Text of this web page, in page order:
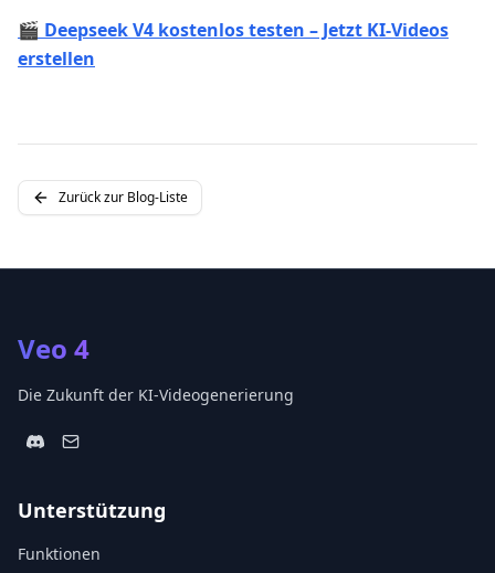
🎬 Deepseek V4 kostenlos testen – Jetzt KI-Videos
erstellen
Zurück zur Blog-Liste
Veo 4
Die Zukunft der KI-Videogenerierung
Unterstützung
Funktionen